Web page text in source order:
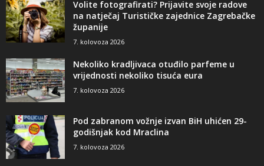
Volite fotografirati? Prijavite svoje radove
na natječaj Turističke zajednice Zagrebačke
županije
7. kolovoza 2026
Nekoliko kradljivaca otuđilo parfeme u
vrijednosti nekoliko tisuća eura
7. kolovoza 2026
Pod zabranom vožnje izvan BiH uhićen 29-
godišnjak kod Mraclina
7. kolovoza 2026